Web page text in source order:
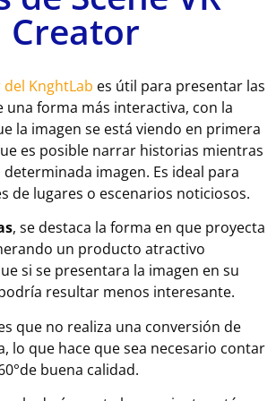
Creator
del KnghtLab es útil para presentar las
una forma más interactiva, con la
la imagen se está viendo en primera
es posible narrar historias mientras
determinada imagen. Es ideal para
de lugares o escenarios noticiosos.
, se destaca la forma en que proyecta
un producto atractivo
si se presentara la imagen en su
resultar menos interesante.
que no realiza una conversión de
lo que hace que sea necesario contar
buena calidad.